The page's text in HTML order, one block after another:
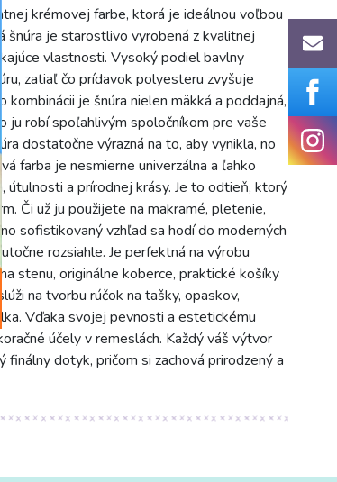
krémovej farbe, ktorá je ideálnou voľbou
šnúra je starostlivo vyrobená z kvalitnej
vlastnosti. Vysoký podiel bavlny
zatiaľ čo prídavok polyesteru zvyšuje
je šnúra nielen mäkká a poddajná,
ju robí spoľahlivým spoločníkom pre vaše
dostatočne výrazná na to, aby vynikla, no
farba je nesmierne univerzálna a ľahko
útulnosti a prírodnej krásy. Je to odtieň, ktorý
Či už ju použijete na makramé, pletenie,
sofistikovaný vzhľad sa hodí do moderných
rozsiahle. Je perfektná na výrobu
stenu, originálne koberce, praktické košíky
na tvorbu rúčok na tašky, opaskov,
Vďaka svojej pevnosti a estetickému
účely v remeslách. Každý váš výtvor
dotyk, pričom si zachová prirodzený a